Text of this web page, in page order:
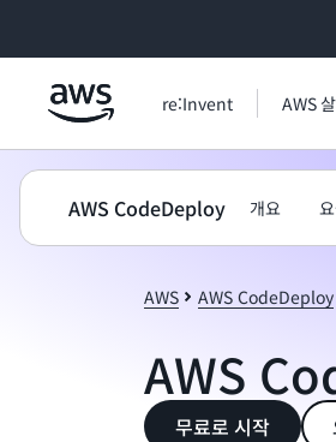
re:Invent AWS
AWS CodeDeploy 개요
AWS AWS CodeDeploy
AWS
무료로 시작